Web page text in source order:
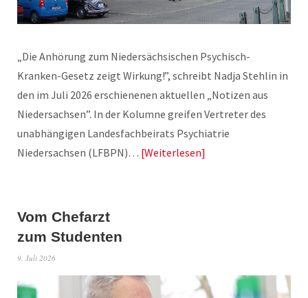
„Die Anhörung zum Niedersächsischen Psychisch-
Kranken-Gesetz zeigt Wirkung!”, schreibt Nadja Stehlin in
den im Juli 2026 erschienenen aktuellen „Notizen aus
Niedersachsen”. In der Kolumne greifen Vertreter des
unabhängigen Landesfachbeirats Psychiatrie
Niedersachsen (LFBPN)… Weiterlesen
Vom Chefarzt
zum Studenten
9. Juli 2026